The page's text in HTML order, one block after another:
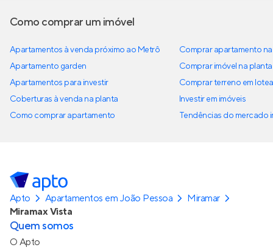
Como comprar um imóvel
Apartamentos à venda próximo ao Metrô
Apartamento garden
Apartamentos para investir
Coberturas à venda na planta
Como comprar apartamento
Comprar apartamento
Comprar imóvel na planta
Comprar terreno em
Investir em imóveis
Tendências do mercado
Apto Apartamentos em João Pessoa
Miramar
Miramax Vista
Quem somos
O Apto